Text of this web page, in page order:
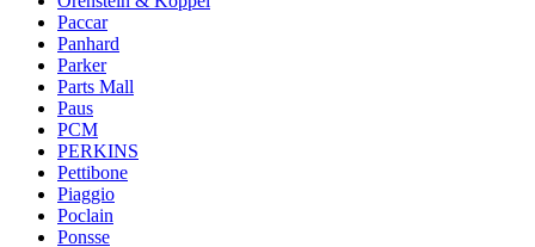
Paccar
Panhard
Parker
Parts Mall
Paus
PCM
PERKINS
Pettibone
Piaggio
Poclain
Ponsse